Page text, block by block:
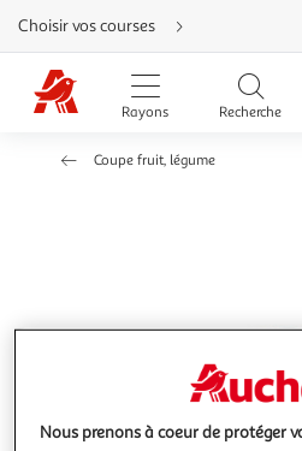
Aller
directement
au
contenu
Aller
directement
Aller
d'aide
Choisir vos courses
Rayons Recherche
Coupe fruit, légume
Nous prenons à coeur de protéger